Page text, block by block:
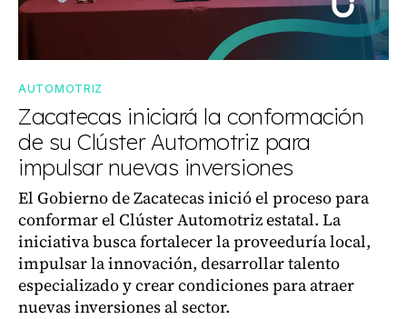
AUTOMOTRIZ
Zacatecas iniciará la conformación
de su Clúster Automotriz para
impulsar nuevas inversiones
El Gobierno de Zacatecas inició el proceso para
conformar el Clúster Automotriz estatal. La
iniciativa busca fortalecer la proveeduría local,
impulsar la innovación, desarrollar talento
especializado y crear condiciones para atraer
nuevas inversiones al sector.